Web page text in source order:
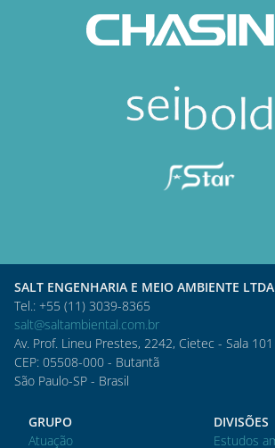
SALT ENGENHARIA E MEIO AMBIENTE LTDA
Tel.: +55 (11) 3039-8365
salt@saltambiental.com.br
Av. Prof. Lineu Prestes, 2242, Cietec - Sala 101
CEP: 05508-000 - Butantã
São Paulo-SP - Brasil
GRUPO
Atuação
DIVISÕES
Estudos